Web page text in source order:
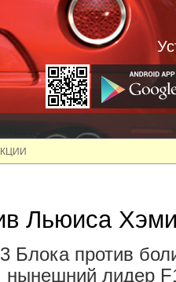
Льюиса
Блока против
нынешний лидер